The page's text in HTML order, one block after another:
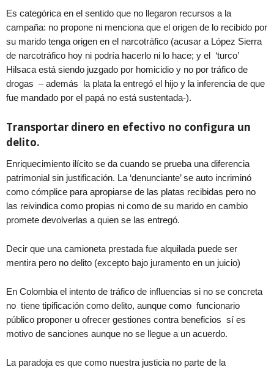
Es categórica en el sentido que no llegaron recursos a la
campaña: no propone ni menciona que el origen de lo recibido por
su marido tenga origen en el narcotráfico (acusar a López Sierra
de narcotráfico hoy ni podría hacerlo ni lo hace; y el ‘turco’
Hilsaca está siendo juzgado por homicidio y no por tráfico de
drogas – además la plata la entregó el hijo y la inferencia de que
fue mandado por el papá no está sustentada-).
Transportar dinero en efectivo no configura un
delito.
Enriquecimiento ilícito se da cuando se prueba una diferencia
patrimonial sin justificación. La ‘denunciante’ se auto incriminó
como cómplice para apropiarse de las platas recibidas pero no
las reivindica como propias ni como de su marido en cambio
promete devolverlas a quien se las entregó.
Decir que una camioneta prestada fue alquilada puede ser
mentira pero no delito (excepto bajo juramento en un juicio)
En Colombia el intento de tráfico de influencias si no se concreta
no tiene tipificación como delito, aunque como funcionario
público proponer u ofrecer gestiones contra beneficios sí es
motivo de sanciones aunque no se llegue a un acuerdo.
La paradoja es que como nuestra justicia no parte de la